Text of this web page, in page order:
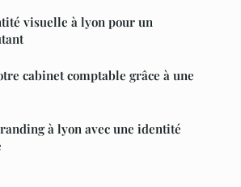
visuelle à lyon pour un
cabinet comptable grâce à une
à lyon avec une identité